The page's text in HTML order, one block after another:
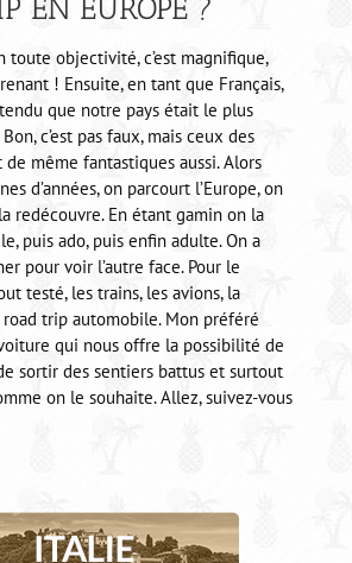
EN EUROPE ?
toute objectivité, c’est magnifique,
! Ensuite, en tant que Français,
que notre pays était le plus
c’est pas faux, mais ceux des
même fantastiques aussi. Alors
d’années, on parcourt l’Europe, on
redécouvre. En étant gamin on la
puis ado, puis enfin adulte. On a
pour voir l’autre face. Pour le
testé, les trains, les avions, la
trip automobile. Mon préféré
qui nous offre la possibilité de
sortir des sentiers battus et surtout
on le souhaite. Allez, suivez-vous